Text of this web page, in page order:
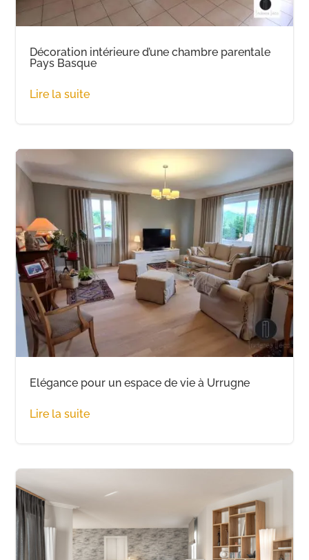
Décoration intérieure d’une chambre parentale
Pays Basque
Lire la suite
Elégance pour un espace de vie à Urrugne
Lire la suite